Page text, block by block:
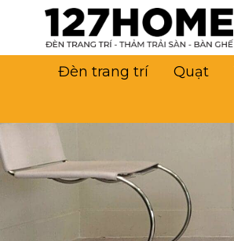
Đèn trang trí Quạt